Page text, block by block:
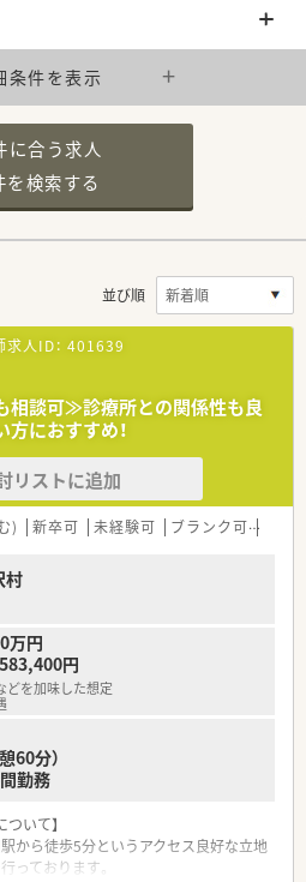
条件を表示
に合う求人
を検索する
並び順
人ID： 401639
相談可≫診療所との関係性も良
におすすめ！
リストに追加
) 新卒可 未経験可 ブランク可
村
万円
円
どを加味した想定
60分）
勤務
いて】
から徒歩5分というアクセス良好な立地
っております。